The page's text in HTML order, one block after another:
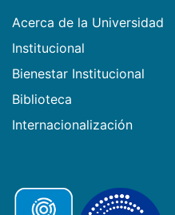
Acerca de la Universidad
Institucional
Bienestar Institucional
Biblioteca
Internacionalización